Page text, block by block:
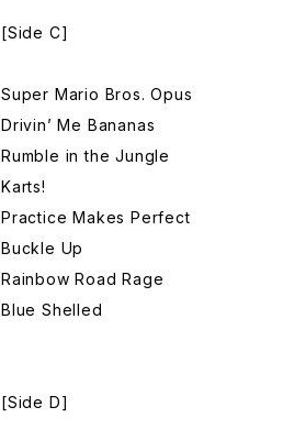
[Side C]
Super Mario Bros. Opus
Drivin’ Me Bananas
Rumble in the Jungle
Karts!
Practice Makes Perfect
Buckle Up
Rainbow Road Rage
Blue Shelled
[Side D]